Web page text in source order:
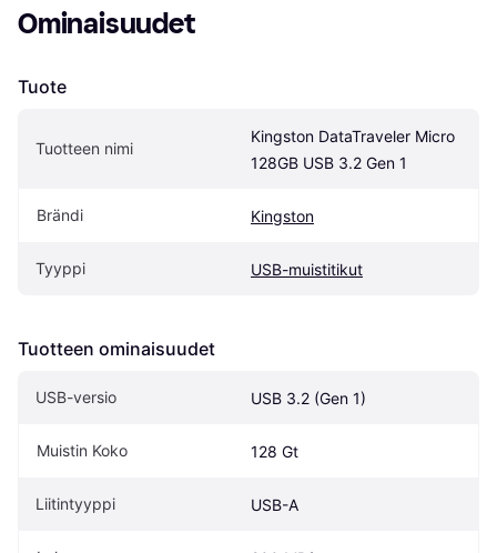
Ominaisuudet
Tuote
Tuotteen nimi
Kingston DataTraveler Micro
128GB USB 3.2 Gen 1
Brändi Kingston
Tyyppi USB-muistitikut
Tuotteen ominaisuudet
USB-versio USB 3.2 (Gen 1)
Muistin Koko 128 Gt
Liitintyyppi USB-A